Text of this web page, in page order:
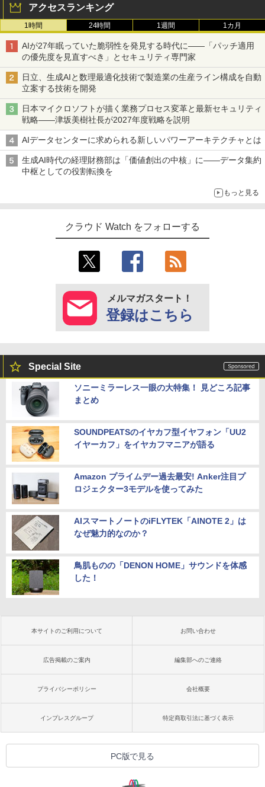
アクセスランキング
1時間 24時間 1週間 1カ月
AIが27年眠っていた脆弱性を発見する時代に――「パッチ適用
の優先度を見直すべき」とセキュリティ専門家
日立、生成AIと数理最適化技術で製造業の生産ライン構成を自動
立案する技術を開発
日本マイクロソフトが描く業務プロセス変革と最新セキュリティ
戦略――津坂美樹社長が2027年度戦略を説明
AIデータセンターに求められる新しいパワーアーキテクチャとは
生成AI時代の経理財務部は「価値創出の中核」に――データ集約
中枢としての役割転換を
もっと見る
クラウド Watch をフォローする
メルマガスタート！
登録はこちら
Special Site
ソニーミラーレス一眼の大特集！ 見どころ記事
まとめ
SOUNDPEATSのイヤカフ型イヤフォン「UU2
イヤーカフ」をイヤカフマニアが語る
Amazon プライムデー過去最安! Anker注目プ
ロジェクター3モデルを使ってみた
AIスマートノートのiFLYTEK「AINOTE 2」は
なぜ魅力的なのか？
鳥肌ものの「DENON HOME」サウンドを体感
した！
本サイトのご利用について お問い合わせ
広告掲載のご案内 編集部へのご連絡
プライバシーポリシー 会社概要
インプレスグループ 特定商取引法に基づく表示
PC版で見る